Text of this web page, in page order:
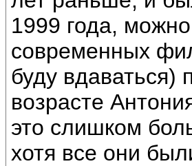
1999 года,
современных
буду вдаваться)
возрасте
это слишком
хотя все они